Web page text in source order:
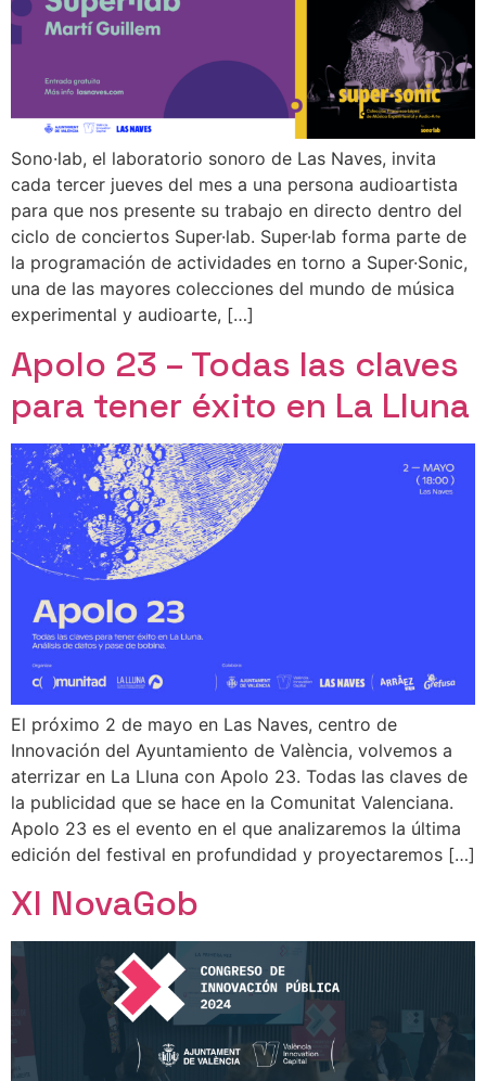
Sono·lab, el laboratorio sonoro de Las Naves, invita
cada tercer jueves del mes a una persona audioartista
para que nos presente su trabajo en directo dentro del
ciclo de conciertos Super·lab. Super·lab forma parte de
la programación de actividades en torno a Super·Sonic,
una de las mayores colecciones del mundo de música
experimental y audioarte, […]
Apolo 23 – Todas las claves
para tener éxito en La Lluna
El próximo 2 de mayo en Las Naves, centro de
Innovación del Ayuntamiento de València, volvemos a
aterrizar en La Lluna con Apolo 23. Todas las claves de
la publicidad que se hace en la Comunitat Valenciana.
Apolo 23 es el evento en el que analizaremos la última
edición del festival en profundidad y proyectaremos […]
XI NovaGob